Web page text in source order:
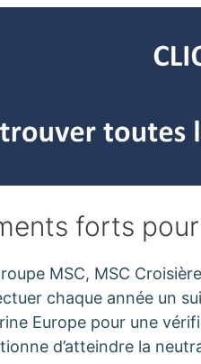
forts
MSC, MSC
chaque année un
Europe pour une
d’atteindre la